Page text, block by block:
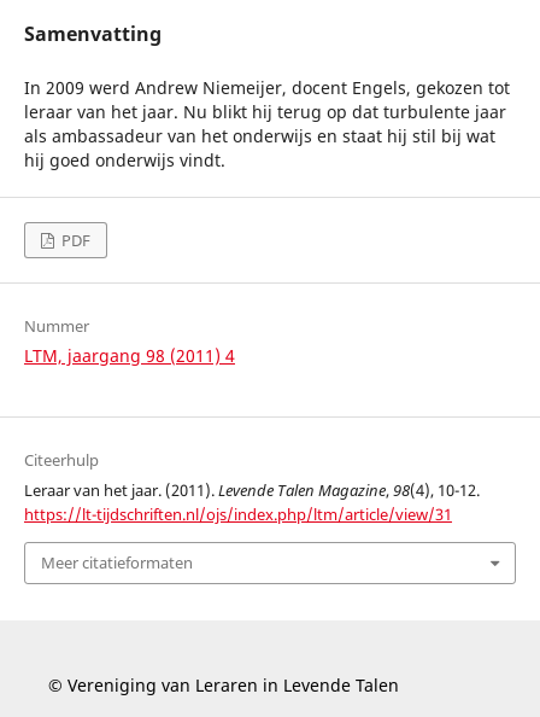
Samenvatting
In 2009 werd Andrew Niemeijer, docent Engels, gekozen tot
leraar van het jaar. Nu blikt hij terug op dat turbulente jaar
als ambassadeur van het onderwijs en staat hij stil bij wat
hij goed onderwijs vindt.
PDF
Nummer
LTM, jaargang 98 (2011) 4
Citeerhulp
Leraar van het jaar. (2011).Levende Talen Magazine,98(4), 10-12.
https://lt-tijdschriften.nl/ojs/index.php/ltm/article/view/31
Meer citatieformaten
© Vereniging van Leraren in Levende Talen